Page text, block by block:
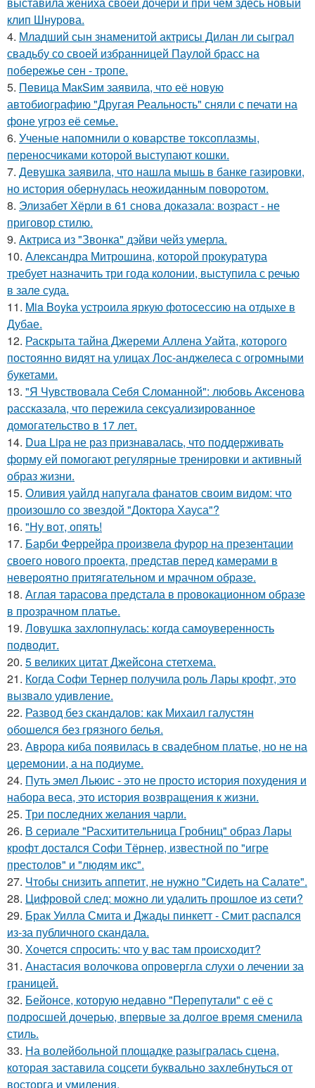
клип Шнурова.
4. Младший сын знаменитой актрисы Дилан ли сыграл
свадьбу со своей избранницей Паулой брасс на
побережье сен - тропе.
5. Пeвица MакSим заявила, что её новую
автобиографию "Другая Реальность" сняли с печати на
фоне угроз её семье.
6. Ученые напомнили о коварстве токсоплазмы,
переносчиками которой выступают кошки.
7. Девушка заявила, что нашла мышь в банке газировки,
но история обернулась неожиданным поворотом.
8. Элизабет Хёрли в 61 снова доказала: возраст - не
приговор стилю.
9. Актриса из "Звонка" дэйви чейз умерла.
10. Александра Митрошина, которой прокуратура
требует назначить три года колонии, выступила с речью
в зале суда.
11. Mia Boyka устроила яркую фотосессию на отдыхе в
Дубае.
12. Раскрыта тайна Джереми Аллена Уайта, которого
постоянно видят на улицах Лос-анджелеса с огромными
букетами.
13. "Я Чувствовала Себя Сломанной": любовь Аксенова
рассказала, что пережила сексуализированное
домогательство в 17 лет.
14. Dua Lipa не раз признавалась, что поддерживать
форму ей помогают регулярные тренировки и активный
образ жизни.
15. Оливия уайлд напугала фанатов своим видом: что
произошло со звездой "Доктора Хауса"?
16. "Ну вот, опять!
17. Барби Феррейра произвела фурор на презентации
своего нового проекта, представ перед камерами в
невероятно притягательном и мрачном образе.
18. Аглая тарасова предстала в провокационном образе
в прозрачном платье.
19. Ловушка захлопнулась: когда самоуверенность
подводит.
20. 5 великих цитат Джейсoна стетхема.
21. Когда Софи Тернер получила роль Лары крофт, это
вызвало удивление.
22. Развод без скандалов: как Михаил галустян
обошелся без грязного белья.
23. Аврора киба появилась в свадебном платье, но не на
церемонии, а на подиуме.
24. Путь эмел Льюис - это не просто история похудения и
набора веса, это история возвращения к жизни.
25. Три последних желания чарли.
26. В сериале "Расхитительница Гробниц" образ Лары
крофт достался Софи Тёрнер, известной по "игре
престолов" и "людям икс".
27. Чтобы снизить аппетит, не нужно "Сидеть на Салате".
28. Цифровой след: можно ли удалить прошлое из сети?
29. Брак Уилла Смита и Джады пинкетт - Смит распался
из-за публичного скандала.
30. Хочется спросить: что у вас там происходит?
31. Анастасия волочкова опровергла слухи о лечении за
границей.
32. Бейонсе, которую недавно "Перепутали" с её с
подросшей дочерью, впервые за долгое время сменила
стиль.
33. На волейбольной площадке разыгралась сцена,
которая заставила соцсети буквально захлебнуться от
восторга и умиления.